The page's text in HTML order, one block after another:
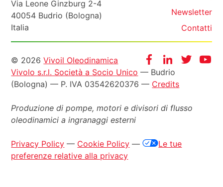
Via Leone Ginzburg 2-4
40054 Budrio (Bologna)
Italia
Newsletter
Contatti
FacebookInstagram
Twitter
Informazioni
legali
© 2026Vivoil Oleodinamica
Vivolo s.r.l. Società a Socio Unico — Budrio
(Bologna) — P. IVA 03542620376 — Credits
Produzione di pompe, motori edivisori di flusso
oleodinamici a ingranaggi esterni
Privacy Policy — Cookie Policy —
Le tue
preferenze relative alla privacy